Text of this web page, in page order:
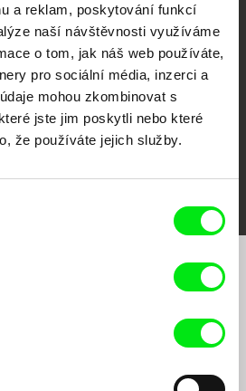
a reklam, poskytování funkcí
naší návštěvnosti využíváme
o tom, jak náš web používáte,
pro sociální média, inzerci a
mohou zkombinovat s
jste jim poskytli nebo které
že používáte jejich služby.
Against Gravity
informováni o našem